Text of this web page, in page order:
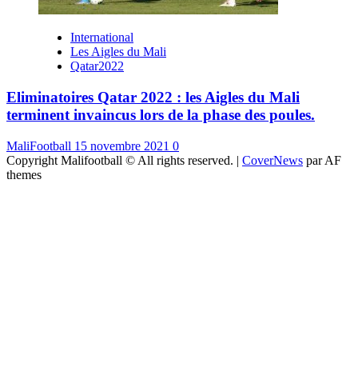
International
Les Aigles du Mali
Qatar2022
Eliminatoires Qatar 2022 : les Aigles du Mali
terminent invaincus lors de la phase des poules.
MaliFootball 15 novembre 2021 0
Copyright Malifootball © All rights reserved. | CoverNews par AF
themes